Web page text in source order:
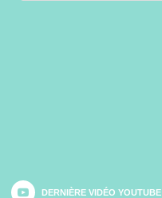
DERNIÈRE VIDÉO YOUTUBE